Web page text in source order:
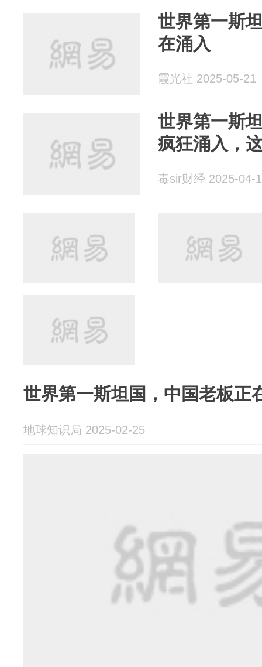
世界第一斯
在涌入
霞光社 2025-05-21
世界第一斯
疯狂涌入，
毒sir财经 2025-04-
世界第一斯坦国，中国老板正
地球知识局 2025-02-25